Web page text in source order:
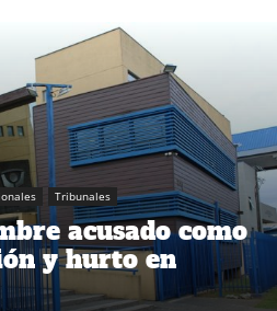
Tribunales
acusado como
y hurto en